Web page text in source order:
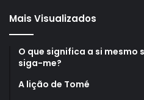
Mais Visualizados
O que significa a si mesmo
siga-me?
A lição de Tomé